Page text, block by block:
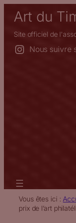
Aller
contenu
Art du
Site officiel de
Nous suivre
Vous êtes ici :
prix de l’art